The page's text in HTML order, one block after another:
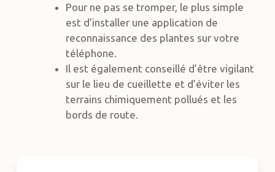
Pour ne pas se tromper, le plus simple
est d’installer une application de
reconnaissance des plantes sur votre
téléphone.
Il est également conseillé d’être vigilant
sur le lieu de cueillette et d’éviter les
terrains chimiquement pollués et les
bords de route.